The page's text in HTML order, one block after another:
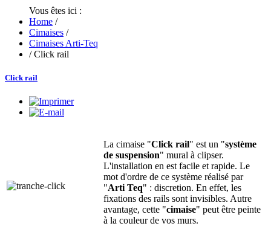
Vous êtes ici :
Home /
Cimaises /
Cimaises Arti-Teq
/ Click rail
Click rail
La cimaise "Click rail" est un "système
de suspension" mural à clipser.
L'installation en est facile et rapide. Le
mot d'ordre de ce système réalisé par
"Arti Teq" : discretion. En effet, les
fixations des rails sont invisibles. Autre
avantage, cette "cimaise" peut être peinte
à la couleur de vos murs.